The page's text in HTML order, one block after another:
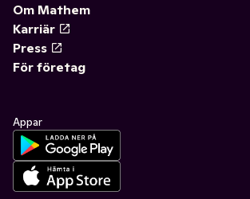
Om Mathem
Karriär
Press
För företag
Appar